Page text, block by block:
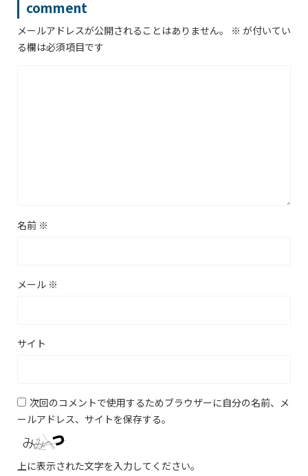
comment
メールアドレスが公開されることはありません。 ※ が付いてい
る欄は必須項目です
名前 ※
メール ※
サイト
次回のコメントで使用するためブラウザーに自分の名前、メ
ールアドレス、サイトを保存する。
上に表示された文字を入力してください。